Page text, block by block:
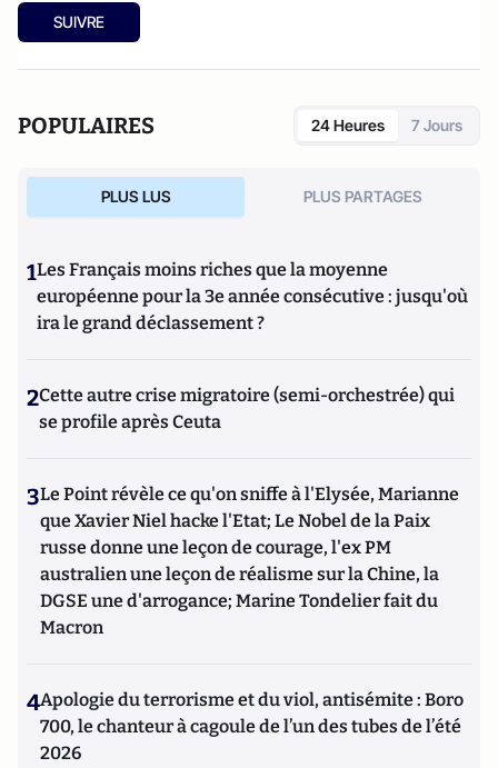
SUIVRE
POPULAIRES 24 Heures 7 Jours
PLUS LUS PLUS PARTAGES
1Les Français moins riches que la moyenne
européenne pour la 3e année consécutive : jusqu'où
ira le grand déclassement ?
2Cette autre crise migratoire (semi-orchestrée) qui
se profile après Ceuta
3Le Point révèle ce qu'on sniffe à l'Elysée, Marianne
que Xavier Niel hacke l'Etat; Le Nobel de la Paix
russe donne une leçon de courage, l'ex PM
australien une leçon de réalisme sur la Chine, la
DGSE une d'arrogance; Marine Tondelier fait du
Macron
4Apologie du terrorisme et du viol, antisémite : Boro
700, le chanteur à cagoule de l’un des tubes de l’été
2026